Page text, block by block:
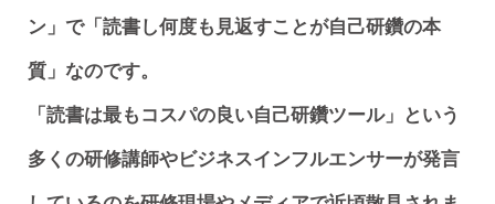
ン」で「読書し何度も見返すことが自己研鑽の本
質」なのです。
「読書は最もコスパの良い自己研鑽ツール」という
多くの研修講師やビジネスインフルエンサーが発言